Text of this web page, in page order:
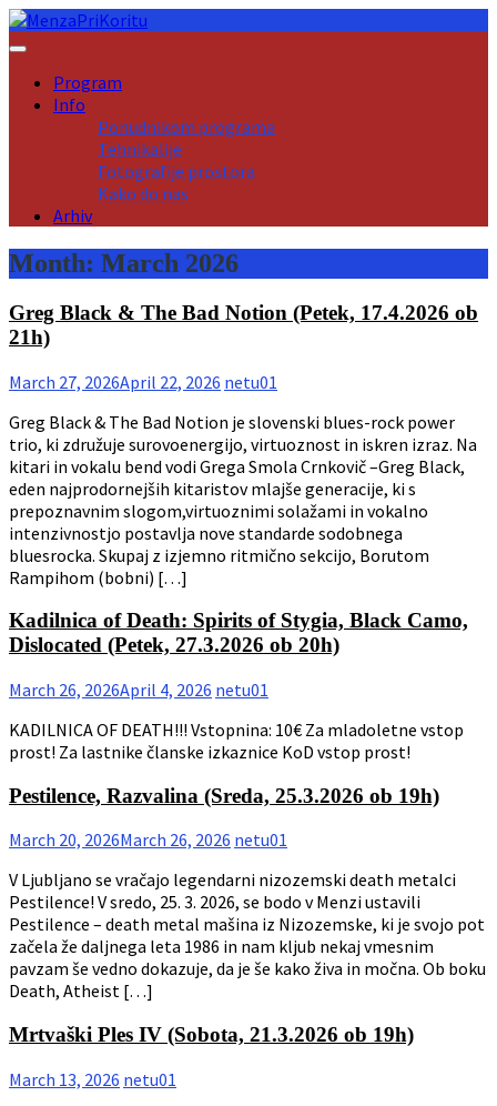
Skip
to
Program
Info
Ponudnikom programa
Tehnikalije
Fotografije prostora
Kako do nas
Arhiv
Month: March 2026
Greg Black & The Bad Notion (Petek, 17.4.2026 ob
21h)
March 27, 2026April 22, 2026 netu01
Greg Black & The Bad Notion je slovenski blues-rock power
trio, ki združuje surovoenergijo, virtuoznost in iskren izraz. Na
kitari in vokalu bend vodi Grega Smola Crnkovič –Greg Black,
eden najprodornejših kitaristov mlajše generacije, ki s
prepoznavnim slogom,virtuoznimi solažami in vokalno
intenzivnostjo postavlja nove standarde sodobnega
bluesrocka. Skupaj z izjemno ritmično sekcijo, Borutom
Rampihom (bobni) […]
Kadilnica of Death: Spirits of Stygia, Black Camo,
Dislocated (Petek, 27.3.2026 ob 20h)
March 26, 2026April 4, 2026 netu01
KADILNICA OF DEATH!!! Vstopnina: 10€ Za mladoletne vstop
prost! Za lastnike članske izkaznice KoD vstop prost!
Pestilence, Razvalina (Sreda, 25.3.2026 ob 19h)
March 20, 2026March 26, 2026 netu01
V Ljubljano se vračajo legendarni nizozemski death metalci
Pestilence! V sredo, 25. 3. 2026, se bodo v Menzi ustavili
Pestilence – death metal mašina iz Nizozemske, ki je svojo pot
začela že daljnega leta 1986 in nam kljub nekaj vmesnim
pavzam še vedno dokazuje, da je še kako živa in močna. Ob boku
Death, Atheist […]
Mrtvaški Ples IV (Sobota, 21.3.2026 ob 19h)
March 13, 2026 netu01